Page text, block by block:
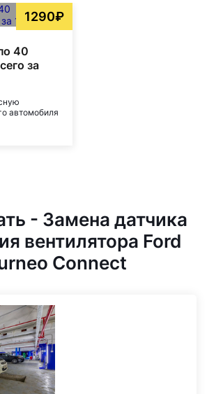
1290₽
40
за
автомобиля
- Замена датчика
вентилятора Ford
Connect